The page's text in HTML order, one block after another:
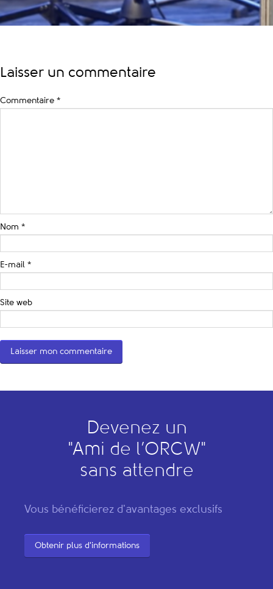
Laisser un commentaire
Commentaire *
Nom *
E-mail *
Site web
Devenez un
"Ami de l’ORCW"
sans attendre
Vous bénéficierez d'avantages exclusifs
Obtenir plus d'informations